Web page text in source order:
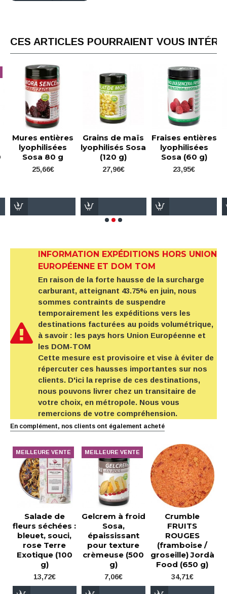
CES ARTICLES POURRAIENT VOUS
entières
80 g
Grains de maïs
lyophilisés Sosa
(120 g)
Fraises entières
lyophilisées
Sosa (60 g)
bois
INFORMATION EXPÉDITIONS HORS UNION
EUROPÉENNE ET DOM TOM
En raison de la forte hausse de la surcharge
carburant, atteignant 43.75% en juin, nous
sommes contraints de suspendre
temporairement les expéditions vers les
destinations facturées au poids volumétrique,
à savoir : les pays hors Union Européenne et
les DOM-TOM
Cette mesure est provisoire et vise à éviter de
répercuter ces hausses importantes sur nos
clients. D'ici la reprise de ces destinations,
nous pouvons livrer chez un transitaire de
votre choix, en métropole. Nous vous
remercions de votre compréhension.
En complément, nos clients ont également acheté
MEILLEURE VENTE
Salade de
fleurs séchées :
bleuet, souci,
rose Terre
Exotique (100
g)
13,72€
MEILLEURE VENTE
Gelcrem à froid
Sosa,
épaississant
pour texture
crèmeuse (500
g)
7,06€
Crumble
FRUITS
ROUGES
(framboise /
groseille) Jordà
Food (650 g)
34,71€